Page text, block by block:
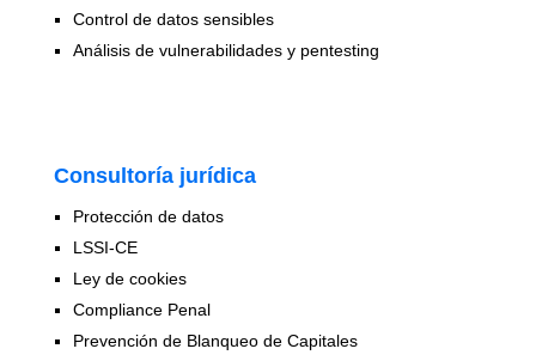
Control de datos sensibles
Análisis de vulnerabilidades y pentesting
Consultoría jurídica
Protección de datos
LSSI-CE
Ley de cookies
Compliance Penal
Prevención de Blanqueo de Capitales